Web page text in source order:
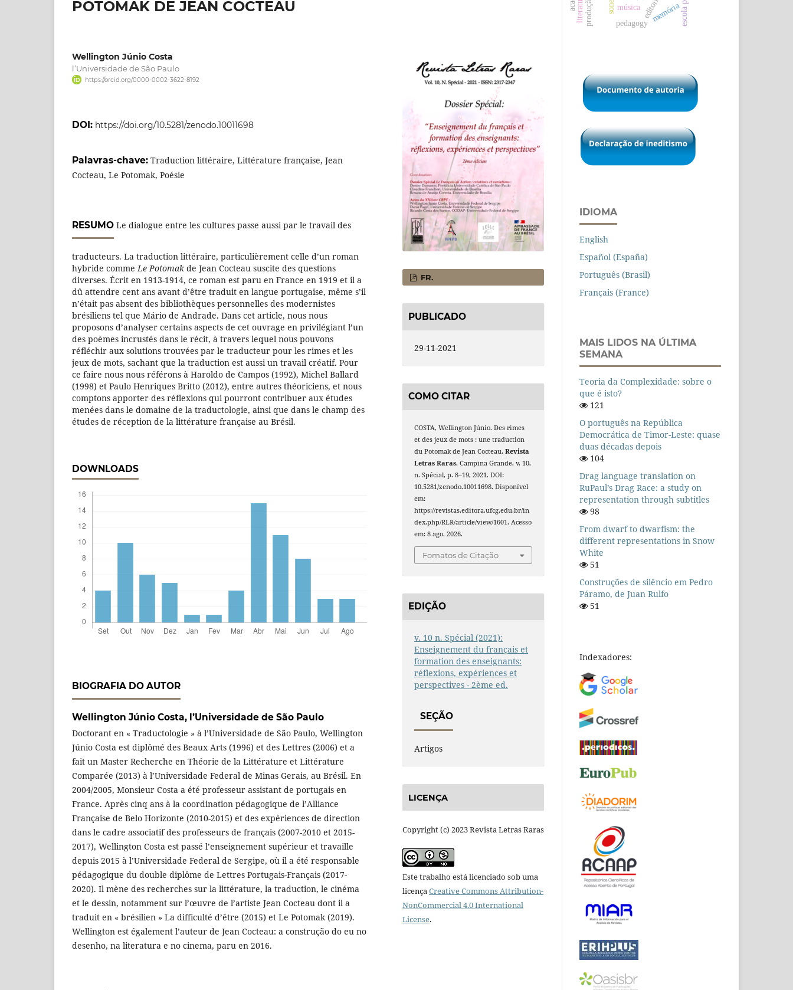
POTOMAK DE JEAN COCTEAU
Wellington Júnio Costa
l’Universidade de São Paulo
https://orcid.org/0000-0002-3622-8192
DOI: https://doi.org/10.5281/zenodo.10011698
Palavras-chave: Traduction littéraire, Littérature française, Jean
Cocteau, Le Potomak, Poésie
RESUMO Le dialogue entre les cultures passe aussi par le travail des
traducteurs. La traduction littéraire, particulièrement celle d’un roman
hybride comme Le Potomakde Jean Cocteau suscite des questions
diverses. Écrit en 1913-1914, ce roman est paru en France en 1919 et il a
dû attendre cent ans avant d’être traduit en langue portugaise, même s’il
n’était pas absent des bibliothèques personnelles des modernistes
brésiliens tel que Mário de Andrade. Dans cet article, nous nous
proposons d’analyser certains aspects de cet ouvrage en privilégiant l’un
des poèmes incrustés dans le récit, à travers lequel nous pouvons
réfléchir aux solutions trouvées par le traducteur pour les rimes et les
jeux de mots, sachant que la traduction est aussi un travail créatif. Pour
ce faire nous nous référons à Haroldo de Campos (1992), Michel Ballard
(1998) et Paulo Henriques Britto (2012), entre autres théoriciens, et nous
comptons apporter des réflexions qui pourront contribuer aux études
menées dans le domaine de la traductologie, ainsi que dans le champ des
études de réception de la littérature française au Brésil.
DOWNLOADS
BIOGRAFIA DO AUTOR
Wellington Júnio Costa, l’Universidade de São Paulo
Doctorant en « Traductologie » à l’Universidade de São Paulo, Wellington
Júnio Costa est diplômé des Beaux Arts (1996) et des Lettres (2006) et a
fait un Master Recherche en Théorie de la Littérature et Littérature
Comparée (2013) à l’Universidade Federal de Minas Gerais, au Brésil. En
2004/2005, Monsieur Costa a été professeur assistant de portugais en
France. Après cinq ans à la coordination pédagogique de l’Alliance
Française de Belo Horizonte (2010-2015) et des expériences de direction
dans le cadre associatif des professeurs de français (2007-2010 et 2015-
2017), Wellington Costa est passé l’enseignement supérieur et travaille
depuis 2015 à l’Universidade Federal de Sergipe, où il a été responsable
pédagogique du double diplôme de Lettres Portugais-Français (2017-
2020). Il mène des recherches sur la littérature, la traduction, le cinéma
et le dessin, notamment sur l’œuvre de l’artiste Jean Cocteau dont il a
traduit en « brésilien » La difficulté d’être (2015) et Le Potomak (2019).
Wellington est également l’auteur de Jean Cocteau: a construção do eu no
desenho, na literatura e no cinema, paru en 2016.
FR.
PUBLICADO
29-11-2021
COMO CITAR
COSTA, Wellington Júnio. Des rimes
et des jeux de mots : une traduction
du Potomak de Jean Cocteau.Revista
Letras Raras, Campina Grande, v. 10,
n. Spécial, p. 8–19, 2021. DOI:
10.5281/zenodo.10011698. Disponível
em:
https://revistas.editora.ufcg.edu.br/in
dex.php/RLR/article/view/1601. Acesso
em: 8 ago. 2026.
Fomatos de Citação
EDIÇÃO
v. 10 n. Spécial (2021):
Enseignement du français et
formation des enseignants:
réflexions, expériences et
perspectives - 2ème ed.
SEÇÃO
Artigos
LICENÇA
Copyright (c) 2023 Revista Letras Raras
Este trabalho está licenciado sob uma
licençaCreative Commons Attribution-
NonCommercial 4.0 International
License.
editorial
memória
música
pedagogy
IDIOMA
English
Español (España)
Português (Brasil)
Français (France)
MAIS LIDOS NA ÚLTIMA
SEMANA
Teoria da Complexidade: sobre o
que é isto?
121
O português na República
Democrática de Timor-Leste: quase
duas décadas depois
104
Drag language translation on
RuPaul’s Drag Race: a study on
representation through subtitles
98
From dwarf to dwarfism: the
different representations in Snow
White
51
Construções de silêncio em Pedro
Páramo, de Juan Rulfo
51
Indexadores: